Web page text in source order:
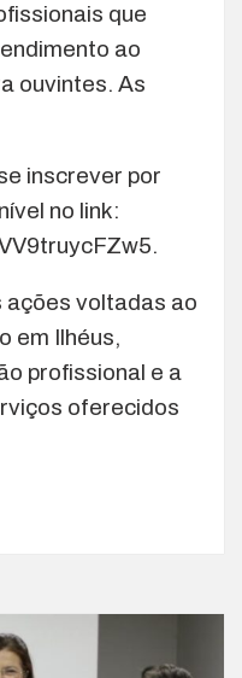
que
ao
ouvintes. As
inscrever por
no link:
voltadas ao
em Ilhéus,
profissional e a
oferecidos